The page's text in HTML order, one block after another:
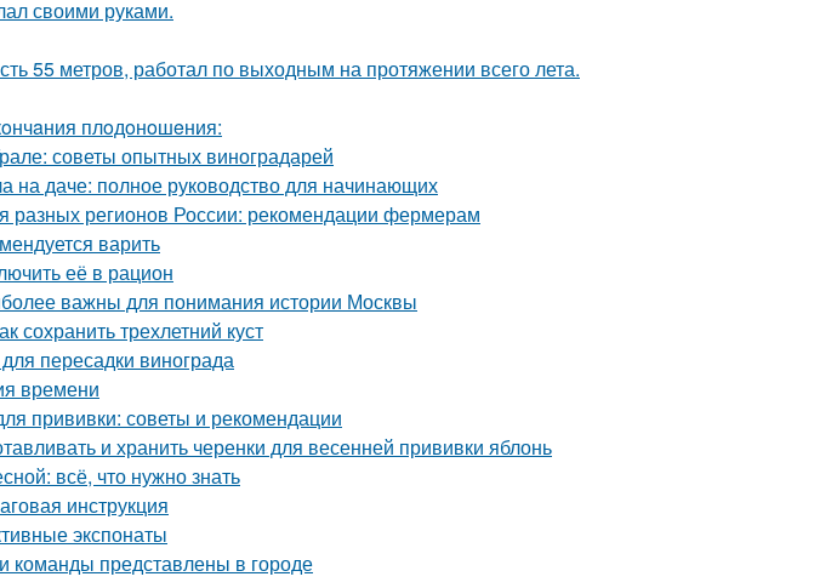
своими руками.
55 метров, работал по выходным на протяжении всего лета.
плoдoнoшeния:
советы опытных виноградарей
на даче: полное руководство для начинающих
разных регионов России: рекомендации фермерам
варить
её в рацион
важны для понимания истории Москвы
сохранить трехлетний куст
пересадки винограда
времени
прививки: советы и рекомендации
и хранить черенки для весенней прививки яблонь
всё, что нужно знать
инструкция
экспонаты
команды представлены в городе